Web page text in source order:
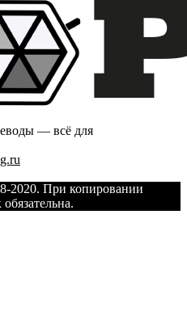
— всё для
2020. При копировании